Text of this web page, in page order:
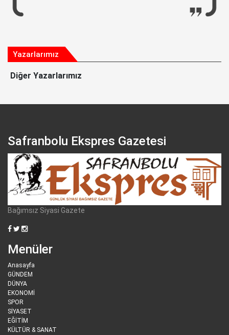
Yazarlarımız
Diğer Yazarlarımız
Safranbolu Ekspres Gazetesi
Bağımsız Siyasi Gazete
Menüler
Anasayfa
GÜNDEM
DÜNYA
EKONOMİ
SPOR
SİYASET
EĞİTİM
KÜLTÜR & SANAT